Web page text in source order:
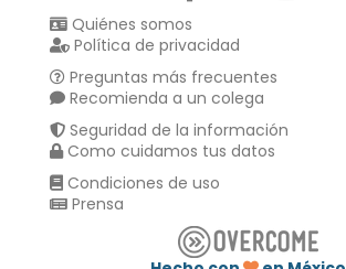
Quiénes somos
Política de privacidad
Preguntas más frecuentes
Recomienda a un colega
Seguridad de la información
Como cuidamos tus datos
Condiciones de uso
Prensa